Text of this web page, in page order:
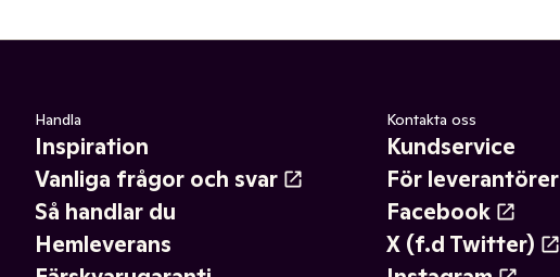
Handla
Inspiration
Vanliga frågor och svar
Så handlar du
Hemleverans
Kontakta oss
Kundservice
För leverantörer
Facebook
X (f.d Twitter)